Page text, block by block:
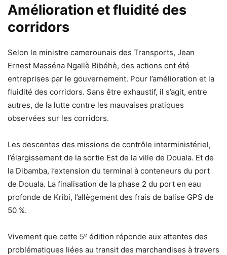
Amélioration et fluidité des
corridors
Selon le ministre camerounais des Transports, Jean
Ernest Masséna Ngallè Bibéhè, des actions ont été
entreprises par le gouvernement. Pour l’amélioration et la
fluidité des corridors. Sans être exhaustif, il s’agit, entre
autres, de la lutte contre les mauvaises pratiques
observées sur les corridors.
Les descentes des missions de contrôle interministériel,
l’élargissement de la sortie Est de la ville de Douala. Et de
la Dibamba, l’extension du terminal à conteneurs du port
de Douala. La finalisation de la phase 2 du port en eau
profonde de Kribi, l’allègement des frais de balise GPS de
50 %.
Vivement que cette 5ᵉ édition réponde aux attentes des
problématiques liées au transit des marchandises à travers